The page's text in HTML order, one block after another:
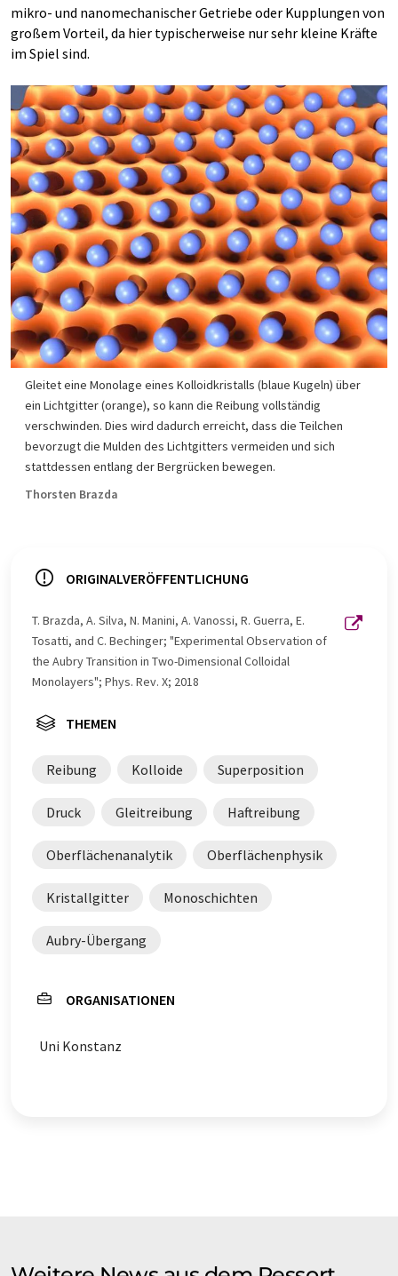
mikro- und nanomechanischer Getriebe oder Kupplungen von
großem Vorteil, da hier typischerweise nur sehr kleine Kräfte
im Spiel sind.
Gleitet eine Monolage eines Kolloidkristalls (blaue Kugeln) über
ein Lichtgitter (orange), so kann die Reibung vollständig
verschwinden. Dies wird dadurch erreicht, dass die Teilchen
bevorzugt die Mulden des Lichtgitters vermeiden und sich
stattdessen entlang der Bergrücken bewegen.
Thorsten Brazda
ORIGINALVERÖFFENTLICHUNG
T. Brazda, A. Silva, N. Manini, A. Vanossi, R. Guerra, E.
Tosatti, and C. Bechinger; "Experimental Observation of
the Aubry Transition in Two-Dimensional Colloidal
Monolayers"; Phys. Rev. X; 2018
THEMEN
Reibung Kolloide Superposition
Druck Gleitreibung Haftreibung
Oberflächenanalytik Oberflächenphysik
Kristallgitter Monoschichten
Aubry-Übergang
ORGANISATIONEN
Uni Konstanz